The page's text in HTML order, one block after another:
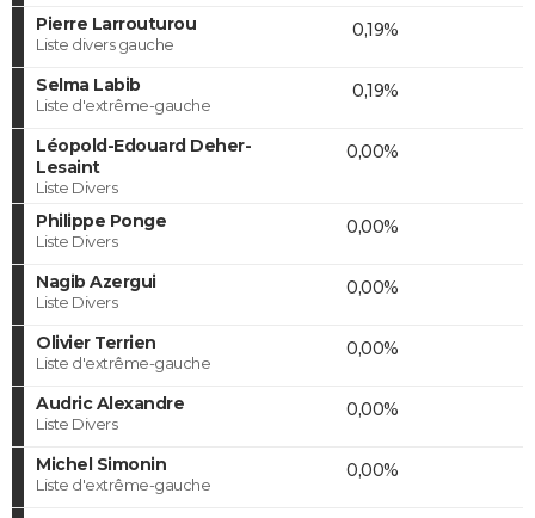
Pierre Larrouturou
Liste divers gauche
0,19%
Selma Labib
Liste d'extrême-gauche
0,19%
Léopold-Edouard Deher-
Lesaint
Liste Divers
0,00%
Philippe Ponge
Liste Divers
0,00%
Nagib Azergui
Liste Divers
0,00%
Olivier Terrien
Liste d'extrême-gauche
0,00%
Audric Alexandre
Liste Divers
0,00%
Michel Simonin
Liste d'extrême-gauche
0,00%